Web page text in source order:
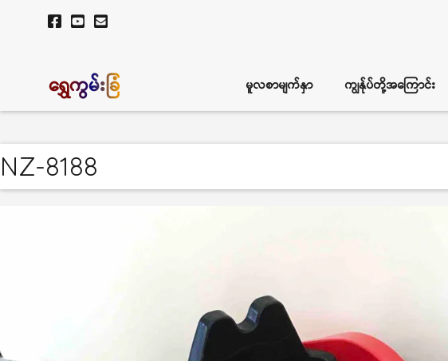
ရွှေကွမ်းခြံ မူလစာမျက်နှာ ကျွန်ုပ်တို့အကြောင်း
NZ-8188